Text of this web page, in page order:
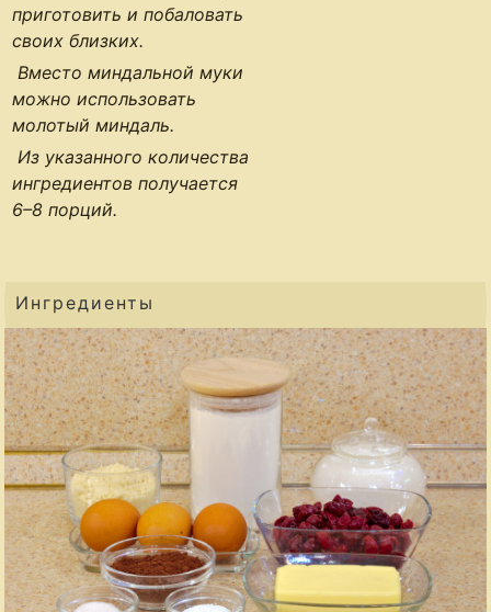
приготовить и побаловать
своих близких.
Вместо миндальной муки
можно использовать
молотый миндаль.
Из указанного количества
ингредиентов получается
6–8 порций.
Ингредиенты